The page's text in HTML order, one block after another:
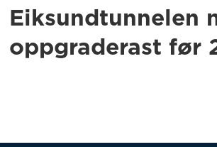
Eiksundtunnelen
oppgraderast før